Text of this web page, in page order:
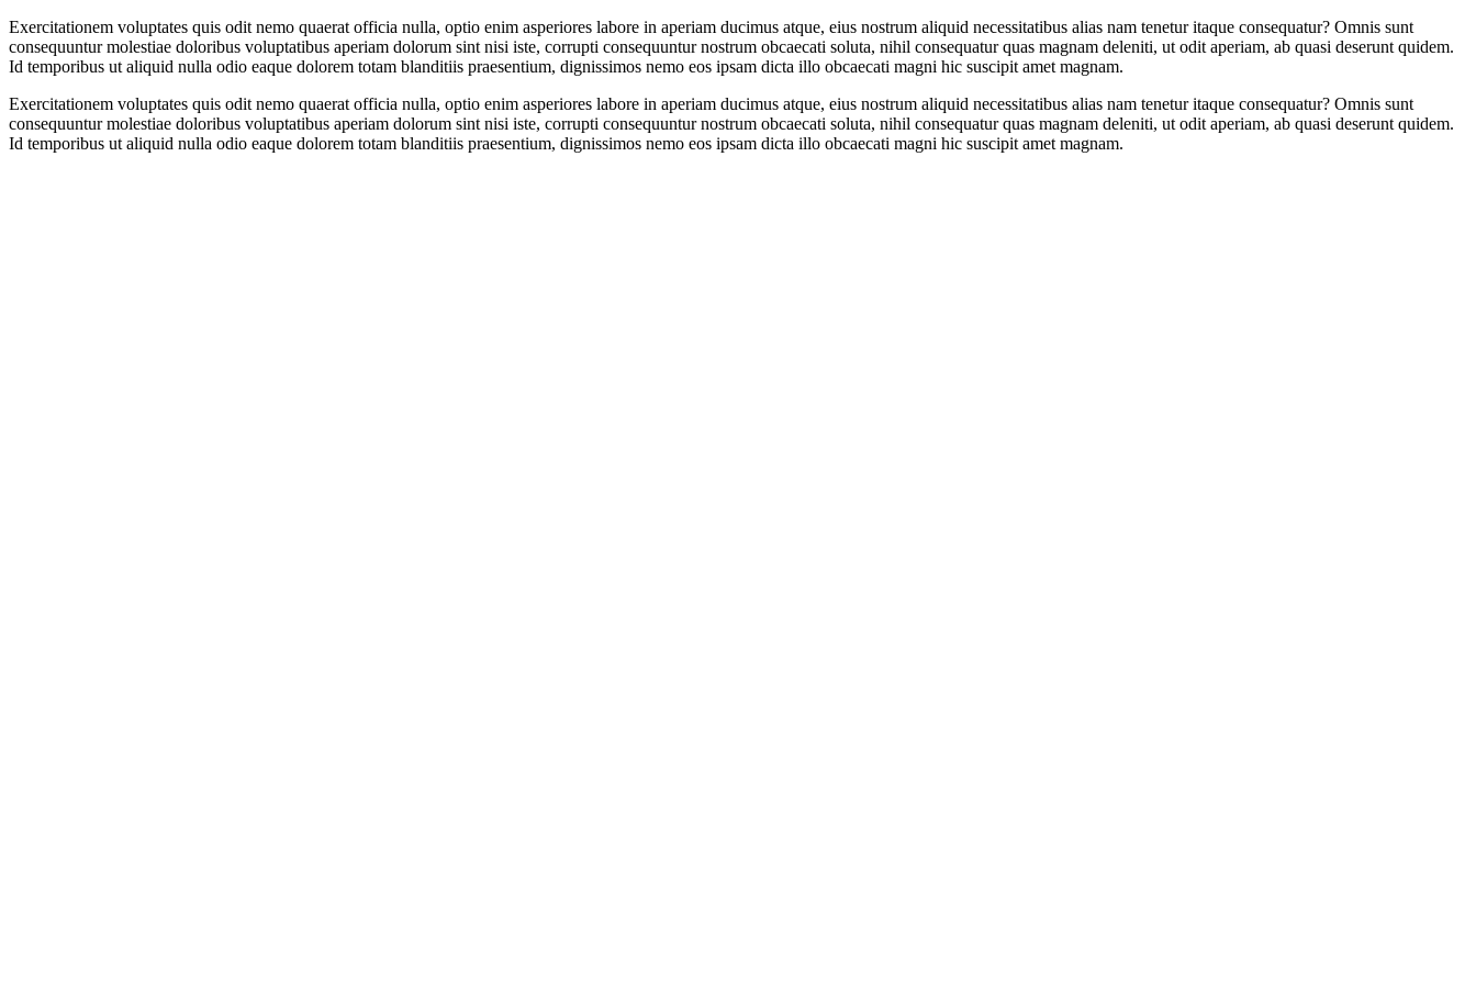
Exercitationem voluptates quis odit nemo quaerat officia nulla, optio enim asperiores labore in aperiam ducimus atque, eius nostrum aliquid necessitatibus alias nam tenetur itaque consequatur? Omnis sunt
consequuntur molestiae doloribus voluptatibus aperiam dolorum sint nisi iste, corrupti consequuntur nostrum obcaecati soluta, nihil consequatur quas magnam deleniti, ut odit aperiam, ab quasi deserunt quidem.
Id temporibus ut aliquid nulla odio eaque dolorem totam blanditiis praesentium, dignissimos nemo eos ipsam dicta illo obcaecati magni hic suscipit amet magnam.
Exercitationem voluptates quis odit nemo quaerat officia nulla, optio enim asperiores labore in aperiam ducimus atque, eius nostrum aliquid necessitatibus alias nam tenetur itaque consequatur? Omnis sunt
consequuntur molestiae doloribus voluptatibus aperiam dolorum sint nisi iste, corrupti consequuntur nostrum obcaecati soluta, nihil consequatur quas magnam deleniti, ut odit aperiam, ab quasi deserunt quidem.
Id temporibus ut aliquid nulla odio eaque dolorem totam blanditiis praesentium, dignissimos nemo eos ipsam dicta illo obcaecati magni hic suscipit amet magnam.